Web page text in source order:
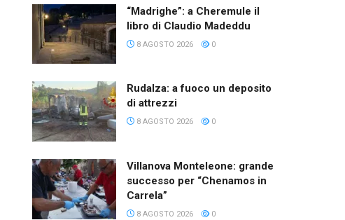
“Madrighe”: a Cheremule il
libro di Claudio Madeddu
8 AGOSTO 2026 0
Rudalza: a fuoco un deposito
di attrezzi
8 AGOSTO 2026 0
Villanova Monteleone: grande
successo per “Chenamos in
Carrela”
8 AGOSTO 2026 0